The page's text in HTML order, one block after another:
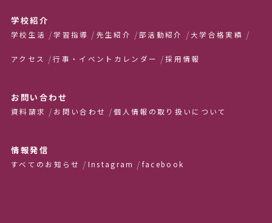
学校紹介
学校生活 学習指導 先生紹介 部活動紹介 大学合格実績
アクセス 行事・イベントカレンダー 採用情報
お問い合わせ
資料請求 お問い合わせ 個人情報の取り扱いについて
情報発信
すべてのお知らせ Instagram facebook